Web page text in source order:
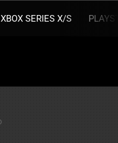
XBOX SERIES X/S